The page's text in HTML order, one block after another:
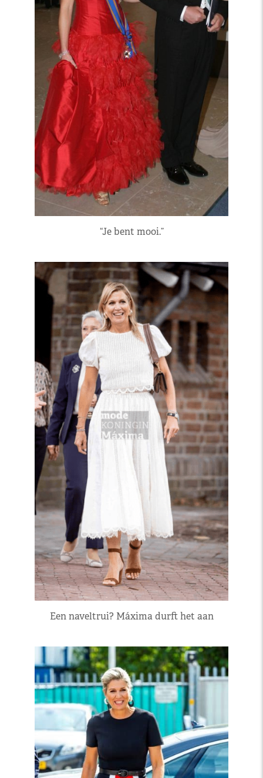
“Je bent mooi.”
Een naveltrui? Máxima durft het aan